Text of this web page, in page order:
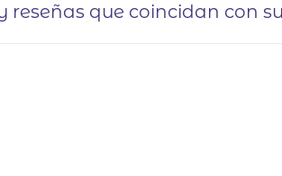
reseñas que coincidan con